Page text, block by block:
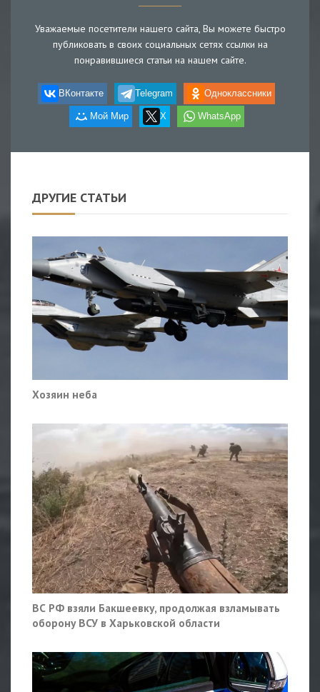
Уважаемые посетители нашего сайта, Вы можете быстро
публиковать в своих социальных сетях ссылки на
понравившиеся статьи на нашем сайте.
ВКонтакте Telegram Одноклассники
Мой Мир X WhatsApp
ДРУГИЕ СТАТЬИ
Хозяин неба
ВС РФ взяли Бакшеевку, продолжая взламывать
оборону ВСУ в Харьковской области